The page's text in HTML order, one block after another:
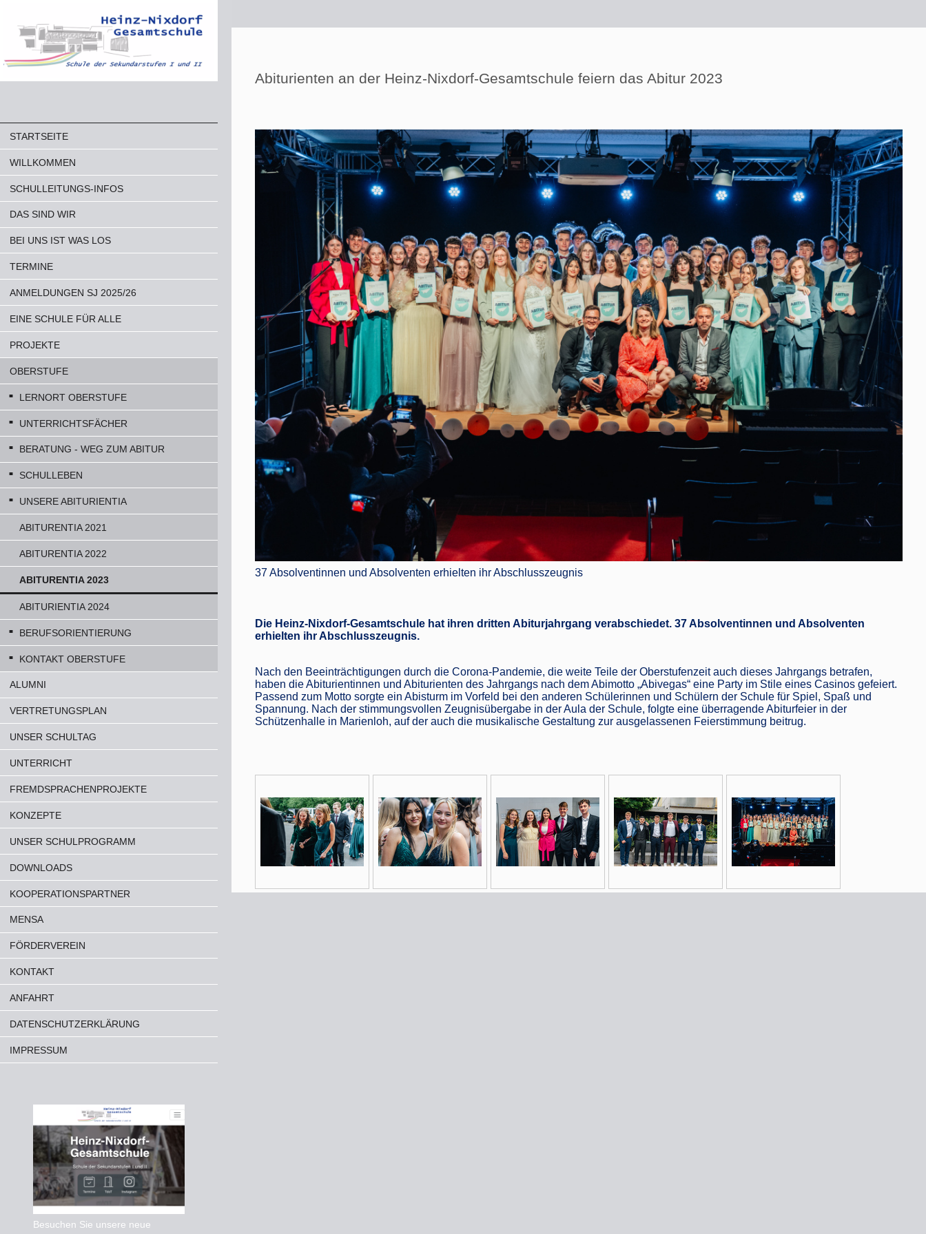
STARTSEITE
WILLKOMMEN
SCHULLEITUNGS-INFOS
DAS SIND WIR
BEI UNS IST WAS LOS
TERMINE
ANMELDUNGEN SJ 2025/26
EINE SCHULE FÜR ALLE
PROJEKTE
OBERSTUFE
LERNORT OBERSTUFE
UNTERRICHTSFÄCHER
BERATUNG - WEG ZUM ABITUR
SCHULLEBEN
UNSERE ABITURIENTIA
ABITURENTIA 2021
ABITURENTIA 2022
ABITURENTIA 2023
ABITURIENTIA 2024
BERUFSORIENTIERUNG
KONTAKT OBERSTUFE
ALUMNI
VERTRETUNGSPLAN
UNSER SCHULTAG
UNTERRICHT
FREMDSPRACHENPROJEKTE
KONZEPTE
UNSER SCHULPROGRAMM
DOWNLOADS
KOOPERATIONSPARTNER
MENSA
FÖRDERVEREIN
KONTAKT
ANFAHRT
DATENSCHUTZERKLÄRUNG
IMPRESSUM
Besuchen Sie unsere neue
Abiturienten an der Heinz-Nixdorf-Gesamtschule feiern das Abitur 2023
37 Absolventinnen und Absolventen erhielten ihr Abschlusszeugnis
Die Heinz-Nixdorf-Gesamtschule hat ihren dritten Abiturjahrgang verabschiedet. 37 Absolventinnen und Absolventen
erhielten ihr Abschlusszeugnis.
Nach den Beeinträchtigungen durch die Corona-Pandemie, die weite Teile der Oberstufenzeit auch dieses Jahrgangs betrafen,
haben die Abiturientinnen und Abiturienten des Jahrgangs nach dem Abimotto „Abivegas“ eine Party im Stile eines Casinos gefeiert.
Passend zum Motto sorgte ein Abisturm im Vorfeld bei den anderen Schülerinnen und Schülern der Schule für Spiel, Spaß und
Spannung. Nach der stimmungsvollen Zeugnisübergabe in der Aula der Schule, folgte eine überragende Abiturfeier in der
Schützenhalle in Marienloh, auf der auch die musikalische Gestaltung zur ausgelassenen Feierstimmung beitrug.